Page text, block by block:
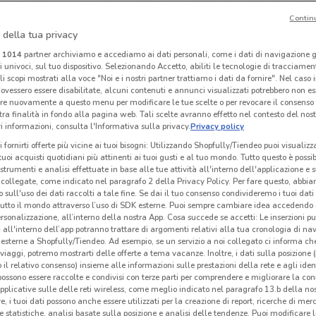
Alpitour
Scade il 31/01 1.3 km
Alpitour
Scade il 31/10 1.3 km
Alpitour
Scade il 31/12 1.3 km
Alpitour
Scade il 31/12 1.3 km
della tua privacy
1014partner archiviamo e accediamo ai dati personali, come i dati di navigazione
sul tuo dispositivo. Selezionando Accetto, abiliti le tecnologie di
scopi mostrati alla voce "Noi e i nostri partner trattiamo i dati da fornire". Nel caso
essere disabilitate, alcuni contenuti e annunci visualizzati potrebbero non
nuovamente a questo menu per modificare le tue scelte o per revocare il
finalità in fondo alla pagina web. Tali scelte avranno effetto nel contesto del
informazioni, consulta l'Informativa sulla privacy.Privacy policy
fornirti offerte più vicine ai tuoi bisogni: Utilizzando Shopfully/Tiendeo puoi
acquisti quotidiani più attinenti ai tuoi gusti e al tuo mondo. Tutto questo è
e analisi effettuate in base alle tue attività all'interno dell'applicazione e
come indicato nel paragrafo 2 della Privacy Policy. Per fare questo,
sull'uso dei dati raccolti a tale fine. Se dai il tuo consenso condivideremo i tuoi dati
il mondo attraverso l’uso di SDK esterne. Puoi sempre cambiare idea accedendo
all’interno della nostra App. Cosa succede se accetti: Le inserzioni
all'interno dell’app potranno trattare di argomenti relativi alla tua cronologia di
a Shopfully/Tiendeo. Ad esempio, se un servizio a noi collegato ci informa
potremo mostrarti delle offerte a tema vacanze. Inoltre, i dati sulla posizione
il relativo consenso) insieme alle informazioni sulle prestazioni della rete e agli
essere raccolte e condivisi con terze parti per comprendere e migliorare la
sulle delle reti wireless, come meglio indicato nel paragrafo 13.b della
i tuoi dati possono anche essere utilizzati per la creazione di report, ricerche di
statistiche, analisi basate sulla posizione e analisi delle tendenze. Puoi modificare